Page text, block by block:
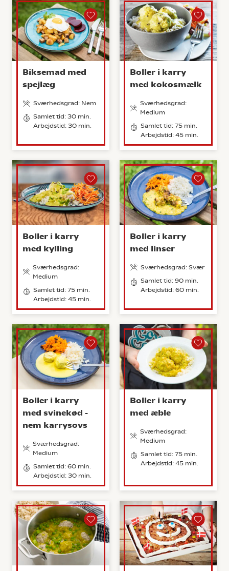
Biksemad med
spejlæg
Sværhedsgrad: Nem
Samlet tid: 30 min.
Arbejdstid: 30 min.
Boller i karry
med kokosmælk
Sværhedsgrad:
Medium
Samlet tid: 75 min.
Arbejdstid: 45 min.
Boller i karry
med kylling
Sværhedsgrad:
Medium
Samlet tid: 75 min.
Arbejdstid: 45 min.
Boller i karry
med linser
Sværhedsgrad: Svær
Samlet tid: 90 min.
Arbejdstid: 60 min.
Boller i karry
med svinekød -
nem karrysovs
Sværhedsgrad:
Medium
Samlet tid: 60 min.
Arbejdstid: 30 min.
Boller i karry
med æble
Sværhedsgrad:
Medium
Samlet tid: 75 min.
Arbejdstid: 45 min.